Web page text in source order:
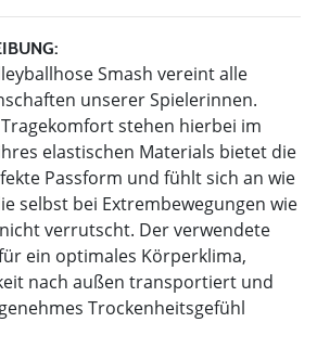
Smash vereint alle
unserer Spielerinnen.
stehen hierbei im
elastischen Materials bietet die
Passform und fühlt sich an wie
selbst bei Extrembewegungen wie
verrutscht. Der verwendete
ein optimales Körperklima,
nach außen transportiert und
Trockenheitsgefühl